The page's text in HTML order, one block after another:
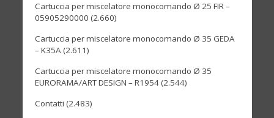
Cartuccia per miscelatore monocomando Ø 25 FIR –
05905290000 (2.660)
Cartuccia per miscelatore monocomando Ø 35 GEDA
– K35A(2.611)
Cartuccia per miscelatore monocomando Ø 35
EURORAMA/ART DESIGN – R1954(2.544)
Contatti (2.483)